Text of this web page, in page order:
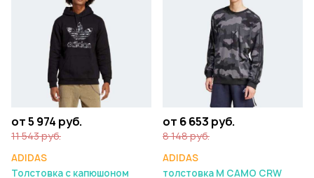
от 5 974 руб.
11 543 руб.
ADIDAS
Толстовка с капюшоном
от 6 653 руб.
8 148 руб.
ADIDAS
толстовка M CAMO CRW